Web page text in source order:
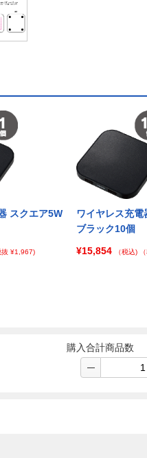
スクエア5W
抜 ¥1,967)
ワイヤレス充
ブラック10個
¥15,854
（税込)
購入合計商品数